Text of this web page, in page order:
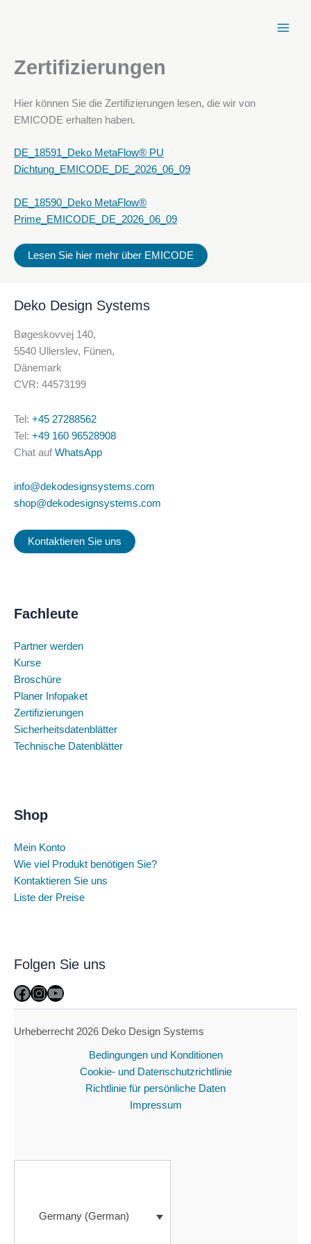
Zertifizierungen
Hier können Sie die Zertifizierungen lesen, die wir von
EMICODE erhalten haben.
DE_18591_Deko MetaFlow® PU
Dichtung_EMICODE_DE_2026_06_09
DE_18590_Deko MetaFlow®
Prime_EMICODE_DE_2026_06_09
Lesen Sie hier mehr über EMICODE
Deko Design Systems
Bøgeskovvej 140,
5540 Ullerslev, Fünen,
Dänemark
CVR: 44573199
Tel: +45 27288562
Tel: +49 160 96528908
Chat auf WhatsApp
info@dekodesignsystems.com
shop@dekodesignsystems.com
Kontaktieren Sie uns
Fachleute
Partner werden
Kurse
Broschüre
Planer Infopaket
Zertifizierungen
Sicherheitsdatenblätter
Technische Datenblätter
Shop
Mein Konto
Wie viel Produkt benötigen Sie?
Kontaktieren Sie uns
Liste der Preise
Folgen Sie uns
Facebook
Instagram
YouTube
Urheberrecht 2026 Deko Design Systems
Bedingungen und Konditionen
Cookie- und Datenschutzrichtlinie
Richtlinie für persönliche Daten
Impressum
Germany (German)